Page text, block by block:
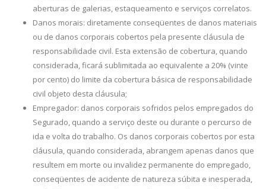
aberturas de galerias, estaqueamento e serviços correlatos.
Danos morais: diretamente conseqüentes de danos materiais
ou de danos corporais cobertos pela presente cláusula de
responsabilidade civil. Esta extensão de cobertura, quando
considerada, ficará sublimitada ao equivalente a 20% (vinte
por cento) do limite da cobertura básica de responsabilidade
civil objeto desta cláusula;
Empregador: danos corporais sofridos pelos empregados do
Segurado, quando a serviço deste ou durante o percurso de
ida e volta do trabalho. Os danos corporais cobertos por esta
cláusula, quando considerada, abrangem apenas danos que
resultem em morte ou invalidez permanente do empregado,
conseqüentes de acidente de natureza súbita e inesperada,